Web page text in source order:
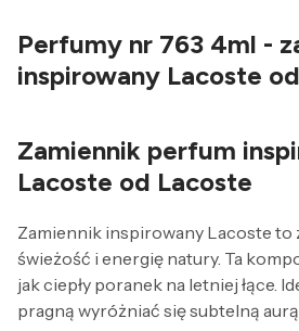
Perfumy nr 763 4ml -
inspirowany Lacoste
Zamiennik perfum
Lacoste od Lacoste
Zamiennik inspirowany Lacoste to
świeżość i energię natury. Ta
jak ciepły poranek na letniej łące.
pragną wyróżniać się subtelną